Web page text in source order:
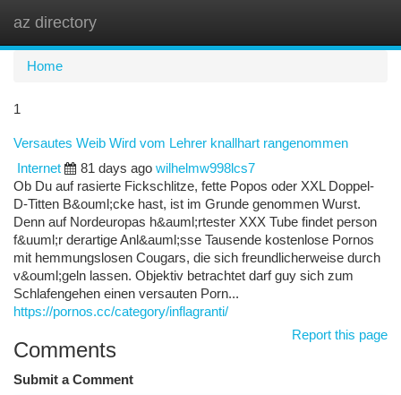
az directory
Home
1
Versautes Weib Wird vom Lehrer knallhart rangenommen
Internet
81 days ago wilhelmw998lcs7
Ob Du auf rasierte Fickschlitze, fette Popos oder XXL Doppel-
D-Titten B&ouml;cke hast, ist im Grunde genommen Wurst.
Denn auf Nordeuropas h&auml;rtester XXX Tube findet person
f&uuml;r derartige Anl&auml;sse Tausende kostenlose Pornos
mit hemmungslosen Cougars, die sich freundlicherweise durch
v&ouml;geln lassen. Objektiv betrachtet darf guy sich zum
Schlafengehen einen versauten Porn...
https://pornos.cc/category/inflagranti/
Report this page
Comments
Submit a Comment